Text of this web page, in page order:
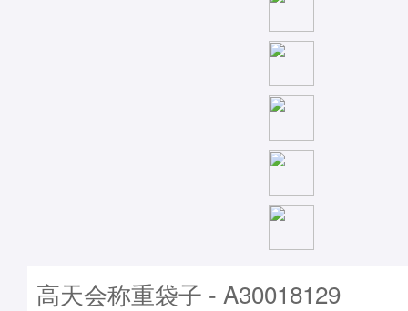
高天会称重袋子 - A30018129